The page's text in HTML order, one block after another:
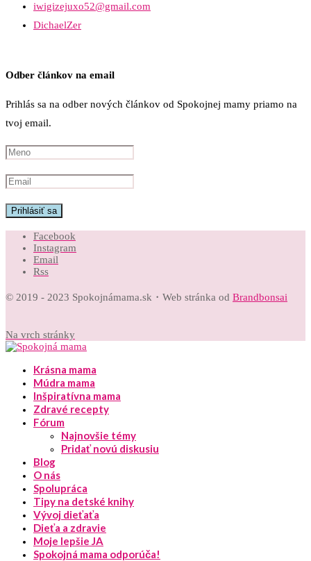
iwigizejuxo52@gmail.com
DichaelZer
Odber článkov na email
Prihlás sa na odber nových článkov od Spokojnej mamy priamo na
tvoj email.
Facebook
Instagram
Email
Rss
© 2019 - 2023 Spokojnámama.sk・Web stránka od Brandbonsai
Na vrch stránky
Krásna mama
Múdra mama
Inšpiratívna mama
Zdravé recepty
Fórum
Najnovšie témy
Pridať novú diskusiu
Blog
O nás
Spolupráca
Tipy na detské knihy
Vývoj dieťaťa
Dieťa a zdravie
Moje lepšie JA
Spokojná mama odporúča!